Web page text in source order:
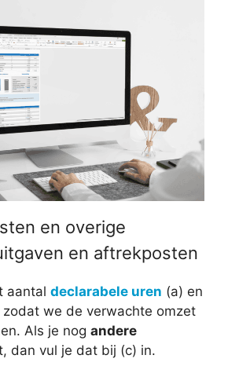
en overige
en aftrekposten
aantal declarabele uren (a) en
zodat we de verwachte omzet
Als je nog andere
dan vul je dat bij (c) in.